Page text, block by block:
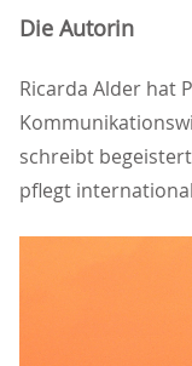
Die Autorin
Ricarda Alder hat
schreibt
pflegt